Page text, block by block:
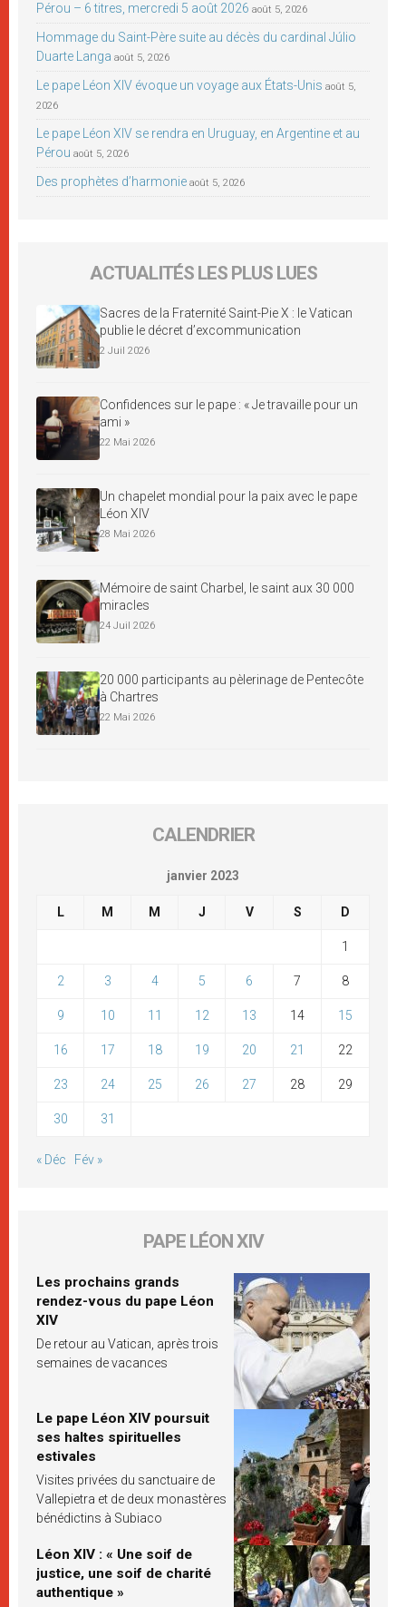
Pérou – 6 titres, mercredi 5 août 2026 août 5, 2026
Hommage du Saint-Père suite au décès du cardinal Júlio
Duarte Langa août 5, 2026
Le pape Léon XIV évoque un voyage aux États-Unis août 5,
2026
Le pape Léon XIV se rendra en Uruguay, en Argentine et au
Pérou août 5, 2026
Des prophètes d’harmonie août 5, 2026
ACTUALITÉS LES PLUS LUES
Sacres de la Fraternité Saint-Pie X : le Vatican
publie le décret d’excommunication
2 Juil 2026
Confidences sur le pape : « Je travaille pour un
ami »
22 Mai 2026
Un chapelet mondial pour la paix avec le pape
Léon XIV
28 Mai 2026
Mémoire de saint Charbel, le saint aux 30 000
miracles
24 Juil 2026
20 000 participants au pèlerinage de Pentecôte
à Chartres
22 Mai 2026
CALENDRIER
janvier 2023
L M M J V S D
1
2 3 4 5 6 7 8
9 10 11 12 13 14 15
16 17 18 19 20 21 22
23 24 25 26 27 28 29
30 31
« Déc Fév »
PAPE LÉON XIV
Les prochains grands
rendez-vous du pape Léon
XIV
De retour au Vatican, après trois
semaines de vacances
Le pape Léon XIV poursuit
ses haltes spirituelles
estivales
Visites privées du sanctuaire de
Vallepietra et de deux monastères
bénédictins à Subiaco
Léon XIV : « Une soif de
justice, une soif de charité
authentique »